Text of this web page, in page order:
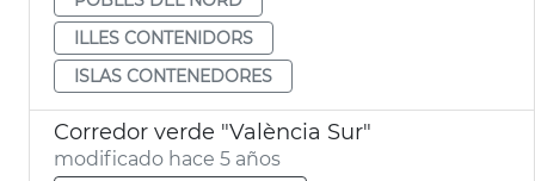
ILLES CONTENIDORS
ISLAS CONTENEDORES
Corredor verde "València Sur"
modificado hace 5 años